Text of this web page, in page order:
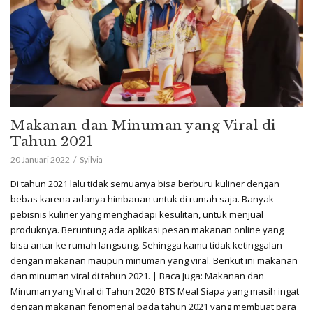
Makanan dan Minuman yang Viral di
Tahun 2021
20 Januari 2022 Syilvia
Di tahun 2021 lalu tidak semuanya bisa berburu kuliner dengan
bebas karena adanya himbauan untuk di rumah saja. Banyak
pebisnis kuliner yang menghadapi kesulitan, untuk menjual
produknya. Beruntung ada aplikasi pesan makanan online yang
bisa antar ke rumah langsung. Sehingga kamu tidak ketinggalan
dengan makanan maupun minuman yang viral. Berikut ini makanan
dan minuman viral di tahun 2021. | Baca Juga: Makanan dan
Minuman yang Viral di Tahun 2020 BTS Meal Siapa yang masih ingat
dengan makanan fenomenal pada tahun 2021 yang membuat para